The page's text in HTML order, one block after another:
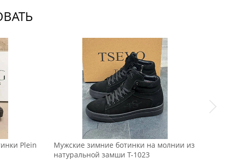
Plein
Мужские зимние ботинки на молнии из
натуральной замши Т-1023